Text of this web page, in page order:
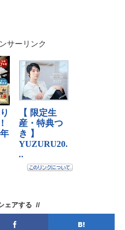
サーリンク
ェアする